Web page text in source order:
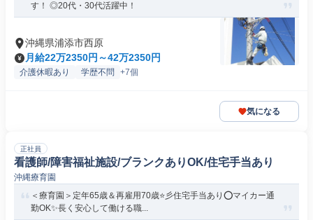
す！ ◎20代・30代活躍中！
沖縄県浦添市西原
月給22万2350円～42万2350円
介護休暇あり 学歴不問 +7個
気になる
正社員
看護師/障害福祉施設/ブランクありOK/住宅手当あり
沖縄療育園
＜療育園＞定年65歳＆再雇用70歳⭐彡住宅手当あり⭕マイカー通
勤OK✨長く安心して働ける職...